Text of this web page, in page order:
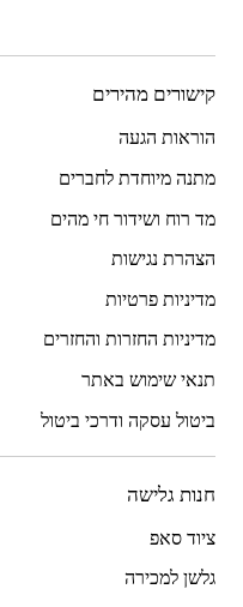
קישורים מהירים
הוראות הגעה
מתנה מיוחדת לחברים
מד רוח ושידור חי מהים
הצהרת נגישות
מדיניות פרטיות
מדיניות החזרות והחזרים
תנאי שימוש באתר
ביטול עסקה ודרכי ביטול
חנות גלישה
ציוד סאפ
גלשן למכירה